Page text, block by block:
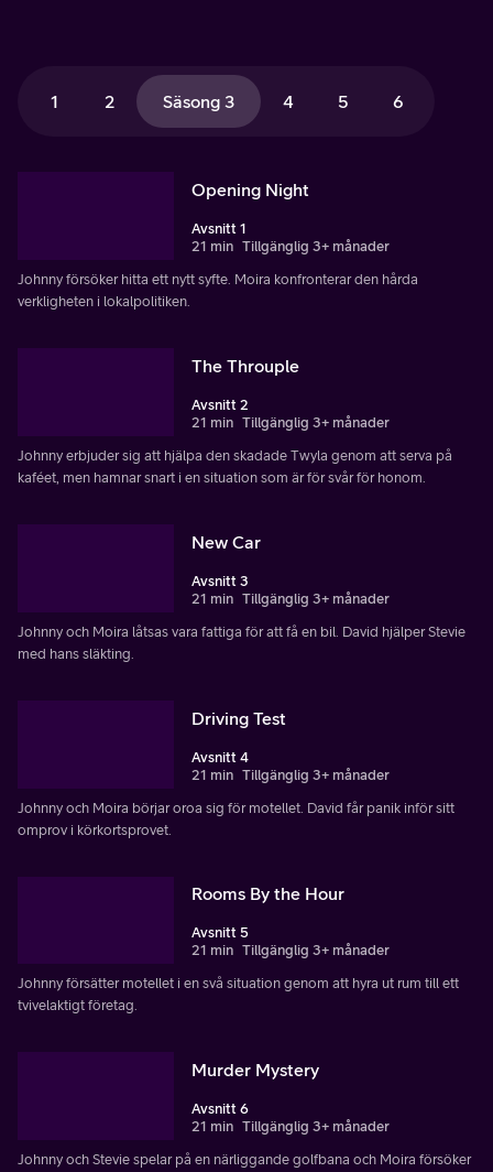
1 2 Säsong 3 4 5 6
Opening Night
Avsnitt 1
21 min Tillgänglig 3+ månader
Johnny försöker hitta ett nytt syfte. Moira konfronterar den hårda
verkligheten i lokalpolitiken.
The Throuple
Avsnitt 2
21 min Tillgänglig 3+ månader
Johnny erbjuder sig att hjälpa den skadade Twyla genom att serva på
kaféet, men hamnar snart i en situation som är för svår för honom.
New Car
Avsnitt 3
21 min Tillgänglig 3+ månader
Johnny och Moira låtsas vara fattiga för att få en bil. David hjälper Stevie
med hans släkting.
Driving Test
Avsnitt 4
21 min Tillgänglig 3+ månader
Johnny och Moira börjar oroa sig för motellet. David får panik inför sitt
omprov i körkortsprovet.
Rooms By the Hour
Avsnitt 5
21 min Tillgänglig 3+ månader
Johnny försätter motellet i en svå situation genom att hyra ut rum till ett
tvivelaktigt företag.
Murder Mystery
Avsnitt 6
21 min Tillgänglig 3+ månader
Johnny och Stevie spelar på en närliggande golfbana och Moira försöker